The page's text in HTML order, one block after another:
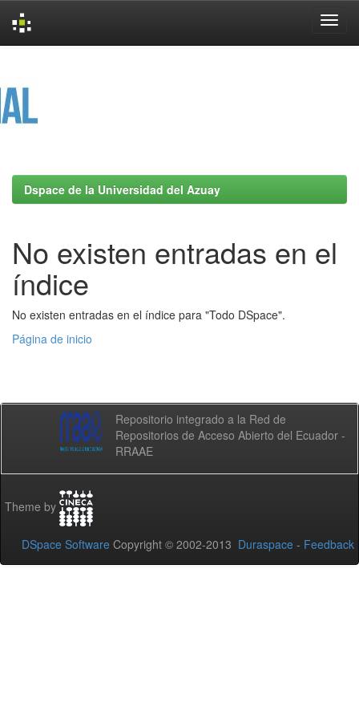
Dspace de la Universidad del Azuay
No existen entradas en el
índice
No existen entradas en el índice para "Todo DSpace".
Página de inicio
Repositorio integrado a la Red de
Repositorios de Acceso Abierto del Ecuador -
RRAAE
Theme by
DSpace Software Copyright © 2002-2013 Duraspace - Feedback